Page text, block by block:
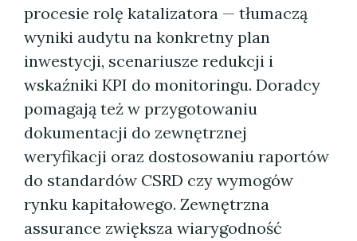
procesie rolę katalizatora — tłumaczą
wyniki audytu na konkretny plan
inwestycji, scenariusze redukcji i
wskaźniki KPI do monitoringu. Doradcy
pomagają też w przygotowaniu
dokumentacji do zewnętrznej
weryfikacji oraz dostosowaniu raportów
do standardów CSRD czy wymogów
rynku kapitałowego. Zewnętrzna
assurance zwiększa wiarygodność